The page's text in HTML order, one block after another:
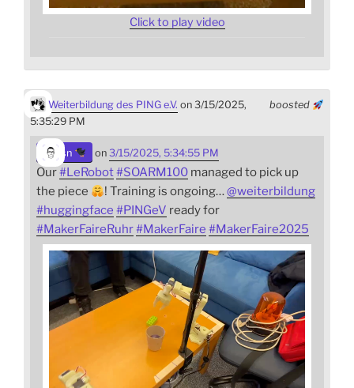
Click to play video
boosted
Weiterbildung des PING e.V. on 3/15/2025,
5:35:29 PM
sn on 3/15/2025, 5:34:55 PM
Our#LeRobot#SOARM100 managed to pick up
the piece
! Training is ongoing…@weiterbildung
#huggingface #PINGeV ready for
#MakerFaireRuhr#MakerFaire #MakerFaire2025